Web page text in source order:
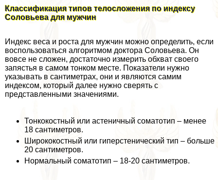
Классификация типов телосложения по индексу
Соловьева для мужчин
Индекс веса и роста для мужчин можно определить, если
воспользоваться алгоритмом доктора Соловьева. Он
вовсе не сложен, достаточно измерить обхват своего
запястья в самом тонком месте. Показатели нужно
указывать в сантиметрах, они и являются самим
индексом, который далее нужно сверять с
представленными значениями.
Тонкокостный или астеничный соматотип – менее
18 сантиметров.
Ширококостный или гиперстенический тип – больше
20 сантиметров.
Нормальный соматотип – 18-20 сантиметров.